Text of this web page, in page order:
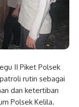
II Piket Polsek
rutin sebagai
dan ketertiban
Polsek Kelila.